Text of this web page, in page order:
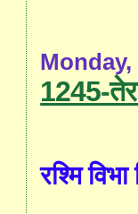
Monday,
1245-
रश्मि विभा